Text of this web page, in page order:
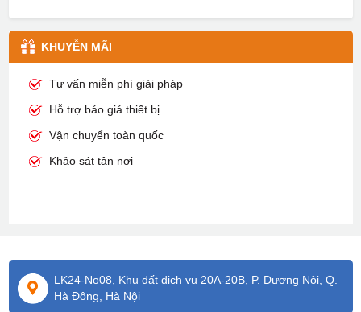
KHUYỄN MÃI
Tư vấn miễn phí giải pháp
Hỗ trợ báo giá thiết bị
Vận chuyển toàn quốc
Khảo sát tận nơi
LK24-No08, Khu đất dịch vụ 20A-20B, P. Dương Nội, Q.
Hà Đông, Hà Nội